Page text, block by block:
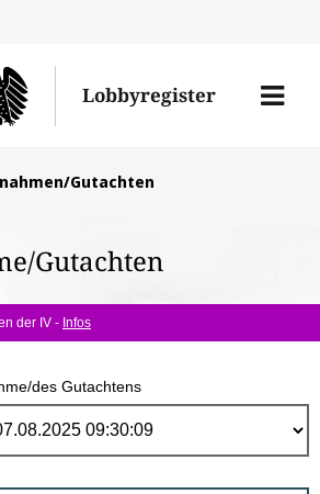
Lobbyregister
Menü
Gutachten
Gutachten
der IV - Infos
des Gutachtens